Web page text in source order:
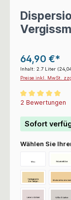
64,90 €*
Inhalt: 2.7 Liter
Preise inkl. MwSt.
2 Bewertungen
Sofort
Wählen Sie